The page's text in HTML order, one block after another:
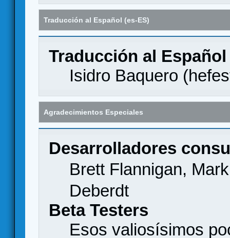
Traducción al Español (es-ES)
Traducción al Español
Isidro Baquero (
Agradecimientos Especiales
Desarrolladores
Brett Flannigan,
Deberdt
Beta Testers
Esos valiosísimos